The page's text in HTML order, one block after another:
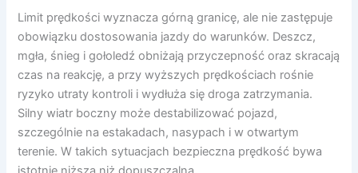
Limit prędkości wyznacza górną granicę, ale nie zastępuje
obowiązku dostosowania jazdy do warunków. Deszcz,
mgła, śnieg i gołoledź obniżają przyczepność oraz skracają
czas na reakcję, a przy wyższych prędkościach rośnie
ryzyko utraty kontroli i wydłuża się droga zatrzymania.
Silny wiatr boczny może destabilizować pojazd,
szczególnie na estakadach, nasypach i w otwartym
terenie. W takich sytuacjach bezpieczna prędkość bywa